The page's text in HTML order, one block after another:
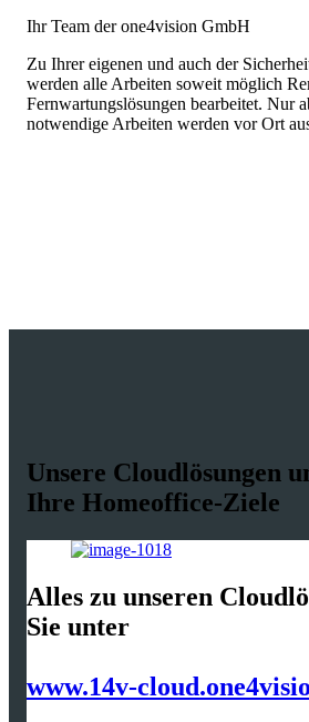
Ihr Team der one4vision GmbH
Zu Ihrer eigenen und auch der
werden alle Arbeiten soweit möglich
Fernwartungslösungen bearbeitet. Nur
notwendige Arbeiten werden vor Ort
Unsere Cloudlösungen
Ihre Homeoffice-Ziele
Alles zu unseren
Sie unter
www.14v-